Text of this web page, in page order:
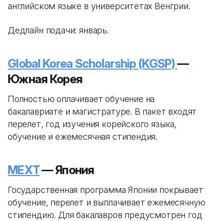
английском языке в университетах Венгрии.
Дедлайн подачи: январь.
Global Korea Scholarship (KGSP)—
Южная Корея
Полностью оплачивает обучение на
бакалавриате и магистратуре. В пакет входят
перелет, год изучения корейского языка,
обучение и ежемесячная стипендия.
MEXT— Япония
Государственная программа Японии покрывает
обучение, перелет и выплачивает ежемесячную
стипендию. Для бакалавров предусмотрен год